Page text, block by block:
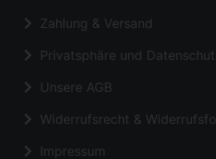
Zahlung & Versand
Privatsphäre und
Unsere AGB
Widerrufsrecht &
Impressum